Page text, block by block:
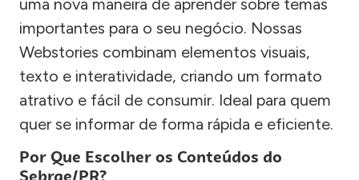
importantes para o seu negócio. Nossas
Webstories combinam elementos visuais,
texto e interatividade, criando um formato
atrativo e fácil de consumir. Ideal para quem
quer se informar de forma rápida e eficiente.
Por Que Escolher os Conteúdos do